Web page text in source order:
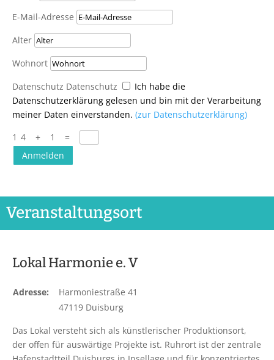
E-Mail-Adresse
Alter
Wohnort
Datenschutz Datenschutz
Ich habe die
Datenschutzerklärung gelesen und bin mit der Verarbeitung
meiner Daten einverstanden. (zur Datenschutzerklärung)
14 + 1
=
Anmelden
Veranstaltungsort
Lokal Harmonie e. V
Adresse:
Harmoniestraße 41
47119 Duisburg
Das Lokal versteht sich als künstlerischer Produktionsort,
der offen für auswärtige Projekte ist. Ruhrort ist der zentrale